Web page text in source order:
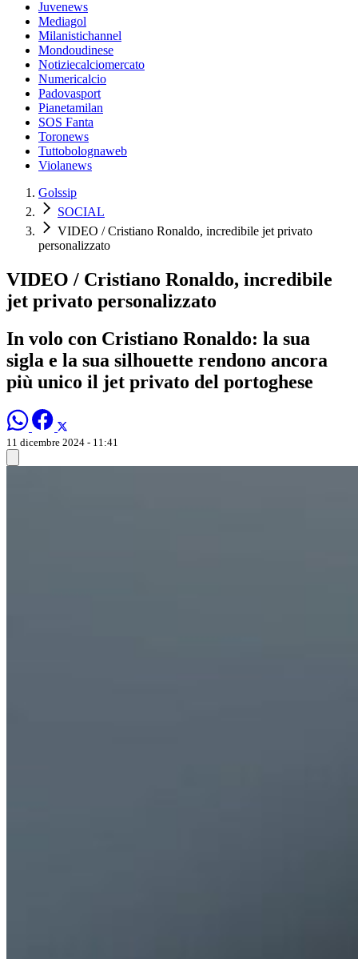
Juvenews
Mediagol
Milanistichannel
Mondoudinese
Notiziecalciomercato
Numericalcio
Padovasport
Pianetamilan
SOS Fanta
Toronews
Tuttobolognaweb
Violanews
Golssip
SOCIAL
VIDEO / Cristiano Ronaldo, incredibile jet privato
personalizzato
VIDEO / Cristiano Ronaldo, incredibile
jet privato personalizzato
In volo con Cristiano Ronaldo: la sua
sigla e la sua silhouette rendono ancora
più unico il jet privato del portoghese
11 dicembre 2024 - 11:41